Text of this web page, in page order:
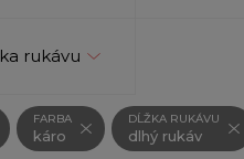
rukávu
FARBA
káro
DĹŽKA RUKÁVU
dlhý rukáv